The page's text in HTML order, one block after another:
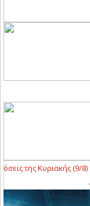
της Κυριακής (9/8)